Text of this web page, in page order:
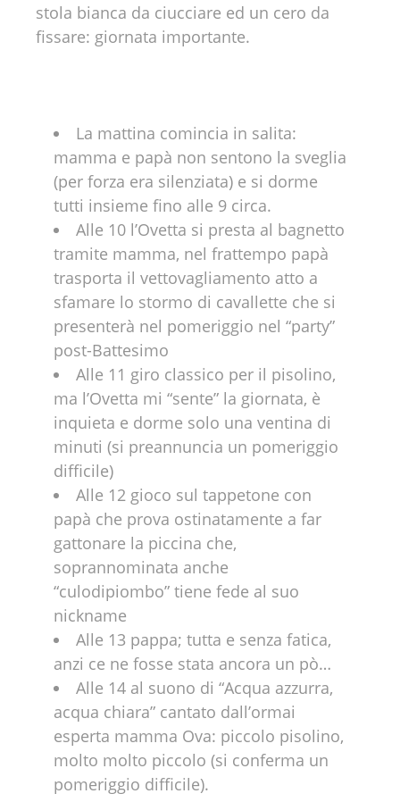
stola bianca da ciucciare ed un cero da
fissare: giornata importante.
La mattina comincia in salita:
mamma e papà non sentono la sveglia
(per forza era silenziata) e si dorme
tutti insieme fino alle 9 circa.
Alle 10 l’Ovetta si presta al bagnetto
tramite mamma, nel frattempo papà
trasporta il vettovagliamento atto a
sfamare lo stormo di cavallette che si
presenterà nel pomeriggio nel “party”
post-Battesimo
Alle 11 giro classico per il pisolino,
ma l’Ovetta mi “sente” la giornata, è
inquieta e dorme solo una ventina di
minuti (si preannuncia un pomeriggio
difficile)
Alle 12 gioco sul tappetone con
papà che prova ostinatamente a far
gattonare la piccina che,
soprannominata anche
“culodipiombo” tiene fede al suo
nickname
Alle 13 pappa; tutta e senza fatica,
anzi ce ne fosse stata ancora un pò…
Alle 14 al suono di “Acqua azzurra,
acqua chiara” cantato dall’ormai
esperta mamma Ova: piccolo pisolino,
molto molto piccolo (si conferma un
pomeriggio difficile).